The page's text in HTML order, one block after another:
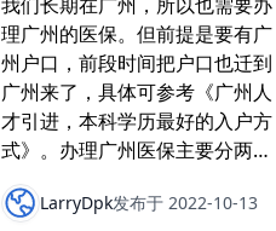
理广州的医保。但前提是要有广
州户口，前段时间把户口也迁到
广州来了，具体可参考《广州人
才引进，本科学历最好的入户方
式》。办理广州医保主要分两部
分：（1） 医保登记，这个就是
买医保，交钱，证明你有医保
LarryDpk发布于 2022-10-13